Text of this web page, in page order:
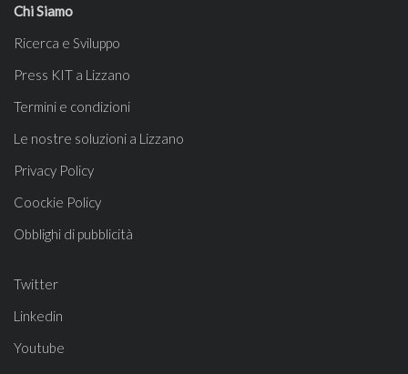
Chi Siamo
Ricerca e Sviluppo
Press KIT a Lizzano
Termini e condizioni
Le nostre soluzioni a Lizzano
Privacy Policy
Coockie Policy
Obblighi di pubblicità
Twitter
Linkedin
Youtube